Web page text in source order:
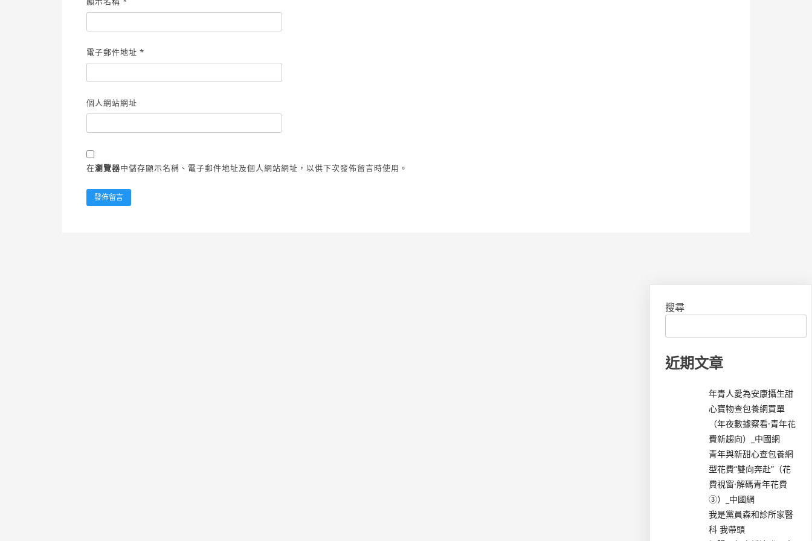
電子郵件地址*
個人網站網址
在瀏覽器中儲存顯示名稱、電子郵件地址及個人網站網址，以供下次發佈留言時使用。
搜尋
近期文章
年青人愛為安康攝生甜
心寶物查包養網買單
（年夜數據察看·青年花
費新趨向）_中國網
青年與新甜心查包養網
型花費“雙向奔赴”（花
費視窗·解碼青年花費
③）_中國網
我是黨員森和診所家醫
科 我帶頭